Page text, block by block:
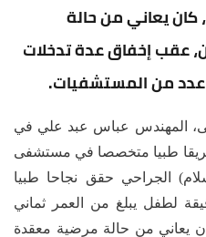
يعاني من حالة
عقب إخفاق عدة تدخلات
عدد من المستشفيات.
المهندس عباس عبد علي في
طبيا متخصصا في مستشفى
الجراحي حقق نجاحا طبيا
لطفل يبلغ من العمر ثماني
يعاني من حالة مرضية معقدة